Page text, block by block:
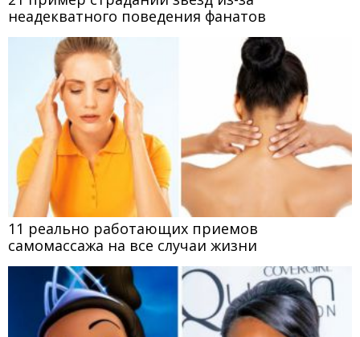
неадекватного поведения фанатов
11 реально работающих приемов
самомассажа на все случаи жизни